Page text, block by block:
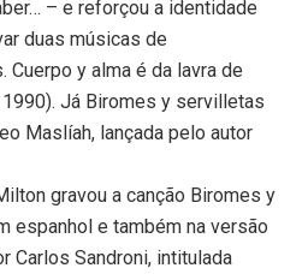
– e reforçou a identidade
duas músicas de
y alma é da lavra de
Já Biromes y servilletas
Maslíah, lançada pelo autor
gravou a canção Biromes y
espanhol e também na versão
Carlos Sandroni, intitulada